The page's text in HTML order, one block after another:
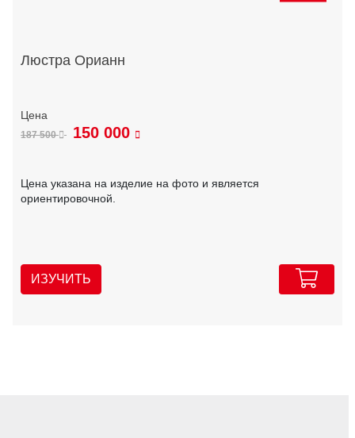
Люстра Орианн
187 500 150 000
Цена указана на изделие на фото и является
ориентировочной.
ИЗУЧИТЬ